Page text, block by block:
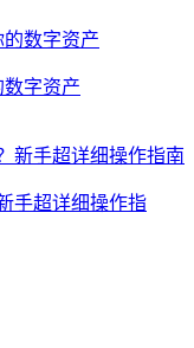
字资产
手超详细操作指